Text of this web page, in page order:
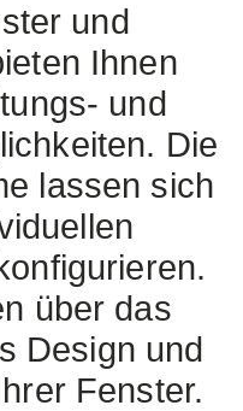
und
Ihnen
und
Die
lassen sich
über das
Design und
Fenster.